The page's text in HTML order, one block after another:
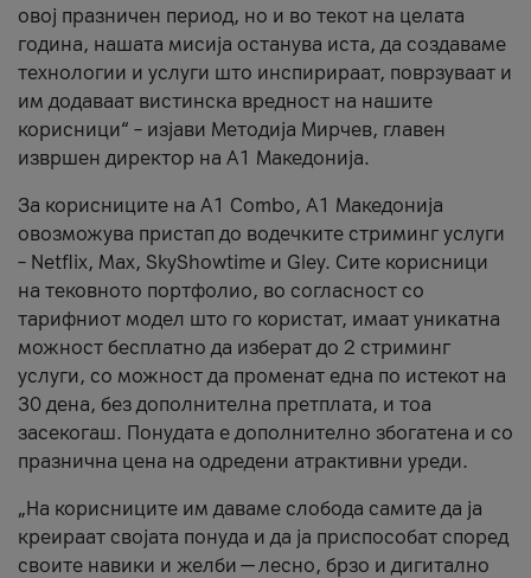
овој празничен период, но и во текот на целата
година, нашата мисија останува иста, да создаваме
технологии и услуги што инспирираат, поврзуваат и
им додаваат вистинска вредност на нашите
корисници“ – изјави Методија Мирчев, главен
извршен директор на А1 Македонија.
За корисниците на A1 Combo, А1 Македонија
овозможува пристап до водечките стриминг услуги
– Netflix, Max, SkyShowtime и Gley. Сите корисници
на тековното портфолио, во согласност со
тарифниот модел што го користат, имаат уникатна
можност бесплатно да изберат до 2 стриминг
услуги, со можност да променат една по истекот на
30 дена, без дополнителна претплата, и тоа
засекогаш. Понудата е дополнително збогатена и со
празнична цена на одредени атрактивни уреди.
„На корисниците им даваме слобода самите да ја
креираат својата понуда и да ја приспособат според
своите навики и желби — лесно, брзо и дигитално